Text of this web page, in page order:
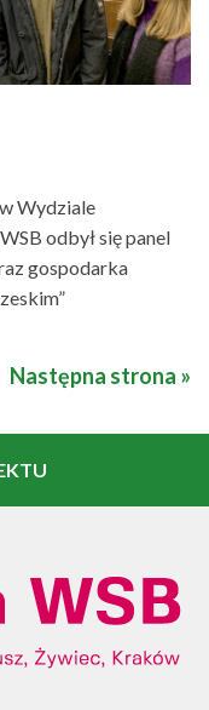
Wydziale
odbył się panel
gospodarka
Następna strona »